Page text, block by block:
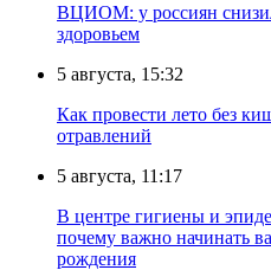
ВЦИОМ: у россиян
здоровьем
5 августа, 15:32
Как провести лето без
отравлений
5 августа, 11:17
В центре гигиены и
почему важно начинать
рождения